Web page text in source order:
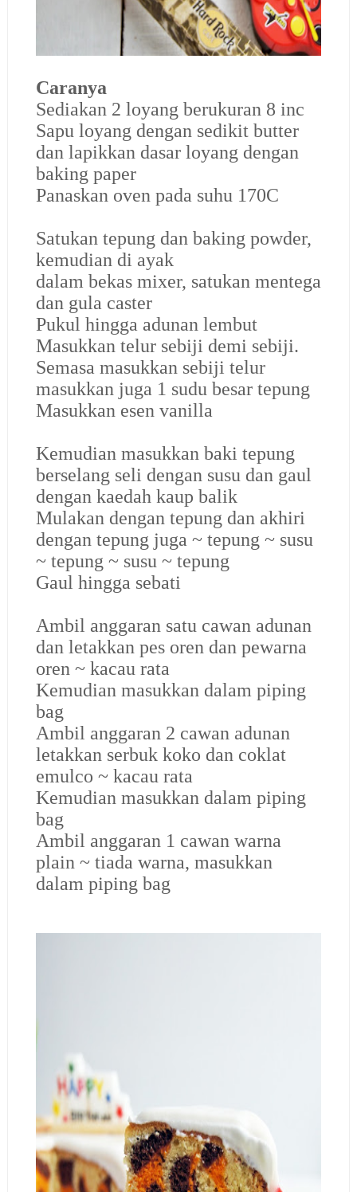
Caranya
Sediakan 2 loyang berukuran 8 inc
Sapu loyang dengan sedikit butter
dan lapikkan dasar loyang dengan
baking paper
Panaskan oven pada suhu 170C
Satukan tepung dan baking powder,
kemudian di ayak
dalam bekas mixer, satukan mentega
dan gula caster
Pukul hingga adunan lembut
Masukkan telur sebiji demi sebiji.
Semasa masukkan sebiji telur
masukkan juga 1 sudu besar tepung
Masukkan esen vanilla
Kemudian masukkan baki tepung
berselang seli dengan susu dan gaul
dengan kaedah kaup balik
Mulakan dengan tepung dan akhiri
dengan tepung juga ~ tepung ~ susu
~ tepung ~ susu ~ tepung
Gaul hingga sebati
Ambil anggaran satu cawan adunan
dan letakkan pes oren dan pewarna
oren ~ kacau rata
Kemudian masukkan dalam piping
bag
Ambil anggaran 2 cawan adunan
letakkan serbuk koko dan coklat
emulco ~ kacau rata
Kemudian masukkan dalam piping
bag
Ambil anggaran 1 cawan warna
plain ~ tiada warna, masukkan
dalam piping bag